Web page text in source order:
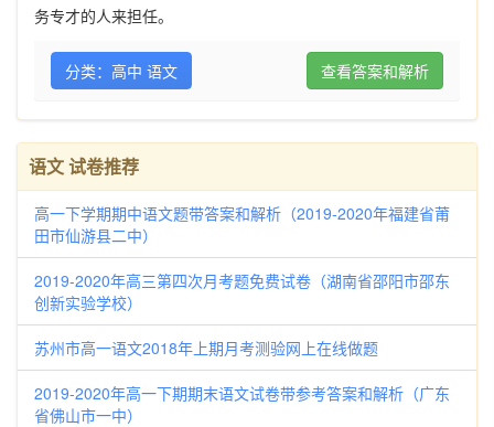
务专才的人来担任。
分类：高中 语文 查看答案和解析
语文 试卷推荐
高一下学期期中语文题带答案和解析（2019-2020年福建省莆
田市仙游县二中）
2019-2020年高三第四次月考题免费试卷（湖南省邵阳市邵东
创新实验学校）
苏州市高一语文2018年上期月考测验网上在线做题
2019-2020年高一下期期末语文试卷带参考答案和解析（广东
省佛山市一中）